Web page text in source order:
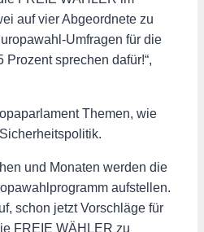
auf vier Abgeordnete zu
Umfragen für die
sprechen dafür!“,
Themen, wie
und Monaten werden die
aufstellen.
schon jetzt Vorschläge für
FREIE WÄHLER zu